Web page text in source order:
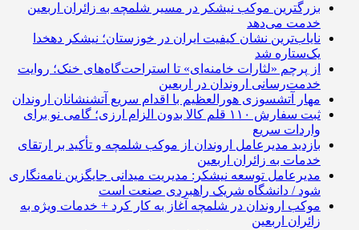
بزرگترین موکب نیشکر در مسیر شلمچه به زائران اربعین
خدمت می‌دهد
نایاب‌ترین نشان کیفیت ایران در خوزستان؛ نیشکر دهخدا
یک‌ستاره شد
از پرچم «لثارات خامنه‌ای» تا استراحت‌گاه‌های خنک؛ روایت
خدمت‌رسانی اروندان در اربعین
مهار آتشسوزی هورالعظیم با اقدام سریع آتشنشانان اروندان
ثبت سفارش ۱۱۰ قلم کالا بدون الزام ارزی؛ گامی نو برای
واردات سریع
بازدید مدیرعامل اروندان از موکب شلمچه و تأکید بر ارتقای
خدمات به زائران اربعین
مدیرعامل توسعه نیشکر: مدیریت میدانی جایگزین نامه‌نگاری
شود / دانشگاه شریک راهبردی صنعت است
موکب اروندان در شلمچه آغاز به کار کرد + خدمات ویژه به
زائران اربعین